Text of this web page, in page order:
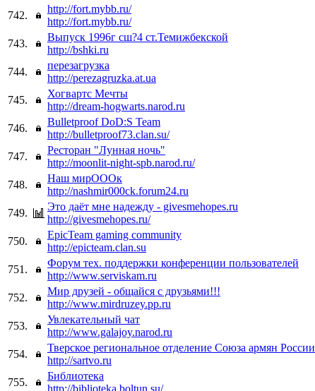
742.
http://fort.mybb.ru/
http://fort.mybb.ru/
743.
Выпуск 1996г сш?4 ст.Темижбекской
http://bshki.ru
744.
перезагрузка
http://perezagruzka.at.ua
745.
Хогвартс Мечты
http://dream-hogwarts.narod.ru
746.
Bulletproof DoD:S Team
http://bulletproof73.clan.su/
747.
Ресторан "Лунная ночь"
http://moonlit-night-spb.narod.ru/
748.
Наш мирОООк
http://nashmir000ck.forum24.ru
749.
Это даёт мне надежду - givesmehopes.ru
http://givesmehopes.ru/
750.
EpicTeam gaming community
http://epicteam.clan.su
751.
Форум тех. поддержки конференции пользователей
http://www.serviskam.ru
752.
Мир друзей - общайся с друзьями!!!
http://www.mirdruzey.pp.ru
753.
Увлекательный чат
http://www.galajoy.narod.ru
754.
Тверское региональное отделение Союза армян России
http://sartvo.ru
755.
Библиотека
http://biblioteka.boltun.su/